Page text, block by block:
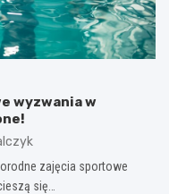
wyzwania w
zajęcia sportowe
się…